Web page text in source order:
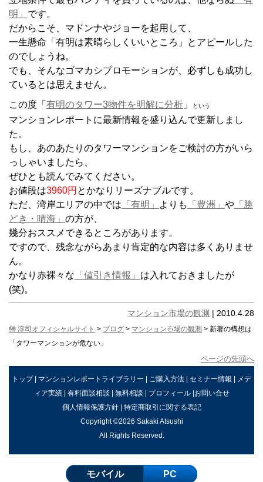
明」 です。
だからこそ、マドンナやジョーを起用して、
一生懸命「有明は素晴らしくいいところ」とアピールした
のでしょうね。
でも、そんなゴマカシプロモーションが、必ずしも成功し
ているとは思えません。
この度 「 有明のタワー3物件を明解に分析 」 という
マンションレポートに最新情報を盛り込んで更新しまし
た。
もし、あのあたりのタワーマンションをご検討の方がいら
っしゃいましたら、
ぜひとも読んでみてください。
お値段は3960円 とかなりリーズナブルです。
ただ、湾岸エリアの中では 「有明」 よりも 「豊洲」 や 「勝
どき・晴海」 の方が、
幾分おススメできるところがあります。
ですので、残念ながらあまり肯定的な内容は多くありませ
ん。
かなり赤裸々な 「値引き情報」 は入れておきましたが
(笑)。
マンション市場の観測 | 2010.4.28
榊 淳司オフィシャルサイト > ブログ > マンション市場の観測 > 新著の構想は
「タワーマンションが危ない」
ページの先頭へ
トップ| マンションレポートライブラリー | ご購入方法 | セミナー情報 | メデ
ィア実績| 有料面談相談 | 無料相談 | プロフィール|お問い合せ
個人情報保護方針| 特定商取引に関する表記
Copyright ©2026 Sakaki Atsushi
All Rights Reserved.
モバイル PC